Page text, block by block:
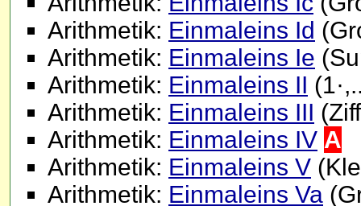
Arithmetik: Einmaleins Id
Arithmetik: Einmaleins Ie
Arithmetik: Einmaleins II
Arithmetik: Einmaleins III
Arithmetik: Einmaleins IV A
Arithmetik: Einmaleins V
Arithmetik: Einmaleins Va